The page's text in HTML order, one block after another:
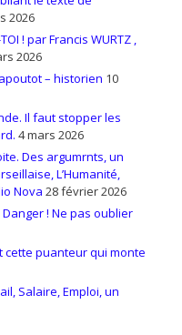
2026
TOI ! par Francis WURTZ ,
2026
– historien 10
Il faut stopper les
4 mars 2026
Des argumrnts, un
L’Humanité,
Nova 28 février 2026
! Ne pas oublier
cette puanteur qui monte
Salaire, Emploi, un